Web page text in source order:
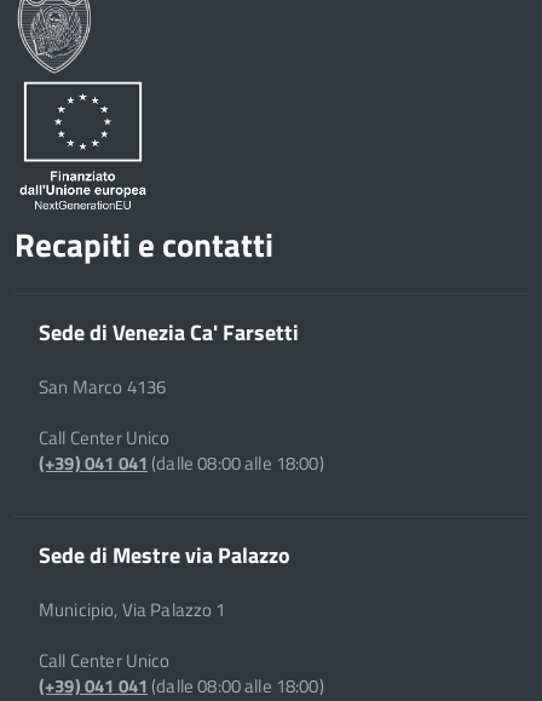
Recapiti e contatti
Sede di Venezia Ca' Farsetti
San Marco 4136
Call Center Unico
(+39) 041 041(dalle 08:00 alle 18:00)
Sede di Mestre via Palazzo
Municipio, Via Palazzo 1
Call Center Unico
(+39) 041 041(dalle 08:00 alle 18:00)